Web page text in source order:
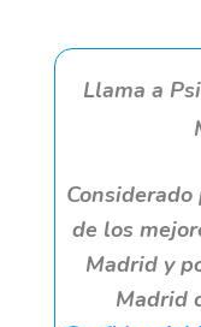
Llama a
Considerado
de los
Madrid y
Madrid